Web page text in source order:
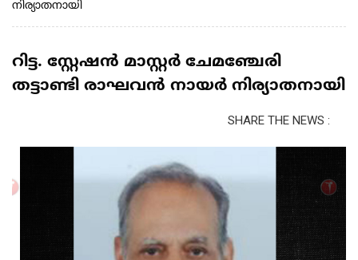
നിര്യാതനായി
റിട്ട. സ്റ്റേഷൻ മാസ്റ്റർ ചേമഞ്ചേരി
തട്ടാണ്ടി രാഘവൻ നായർ നിര്യാതനായി
SHARE THE NEWS :